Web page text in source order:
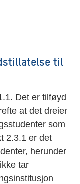
til
Det er tilføyd
at det dreier
som
2.3.1 er det
herunder
tar